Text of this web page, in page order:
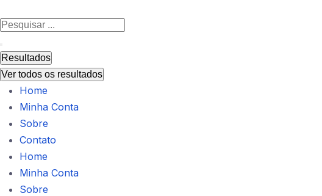
Resultados
Ver todos os resultados
Home
Minha Conta
Sobre
Contato
Home
Minha Conta
Sobre